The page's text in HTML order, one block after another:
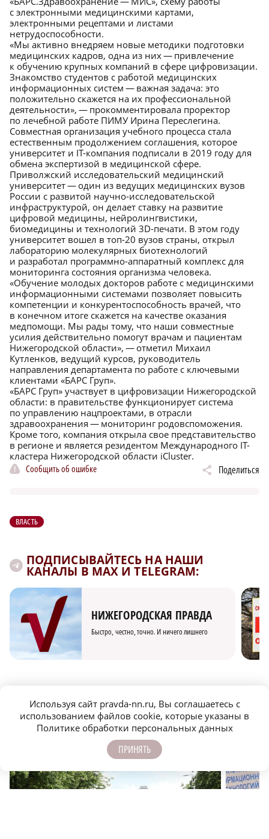
с электронными медицинскими картами,
электронными рецептами и листами
нетрудоспособности.
«Мы активно внедряем новые методики подготовки
медицинских кадров, одна из них — привлечение
к обучению крупных компаний в сфере цифровизации.
Знакомство студентов с работой медицинских
информационных систем — важная задача: это
положительно скажется на их профессиональной
деятельности», — прокомментировала проректор
по лечебной работе ПИМУ Ирина Переслегина.
Совместная организация учебного процесса стала
естественным продолжением соглашения, которое
университет и IT-компания подписали в 2019 году для
обмена экспертизой в медицинской сфере.
Приволжский исследовательский медицинский
университет — один из ведущих медицинских вузов
России с развитой научно-исследовательской
инфраструктурой, он делает ставку на развитие
цифровой медицины, нейролингвистики,
биомедицины и технологий 3D-печати. В этом году
университет вошел в топ-20 вузов страны, открыл
лабораторию молекулярных биотехнологий
и разработал программно-аппаратный комплекс для
мониторинга состояния организма человека.
«Обучение молодых докторов работе с медицинскими
информационными системами позволяет повысить
компетенции и конкурентоспособность врачей, что
в конечном итоге скажется на качестве оказания
медпомощи. Мы рады тому, что наши совместные
усилия действительно помогут врачам и пациентам
Нижегородской области», — отметил Михаил
Кутленков, ведущий курсов, руководитель
направления департамента по работе с ключевыми
клиентами «БАРС Груп».
«БАРС Груп» участвует в цифровизации Нижегородской
области: в правительстве функционирует система
по управлению нацпроектами, в отрасли
здравоохранения — мониторинг родовспоможения.
Кроме того, компания открыла свое представительство
в регионе и является резидентом Международного IT-
кластера Нижегородской области iCluster.
Сообщить об ошибке
Поделиться
ВЛАСТЬ
ПОДПИСЫВАЙТЕСЬ НА НАШИ
КАНАЛЫ В MAX И TELEGRAM:
НИЖЕГОРОДСКАЯ ПРАВДА
Быстро, честно, точно. И ничего лишнего
МОЛОДЕЖЬ МЕНЯЕТ МИР
Используя сайт pravda-nn.ru, Вы соглашаетесь с
использованием файлов cookie, которые указаны в
Политике обработки персональных данных
ПРИНЯТЬ